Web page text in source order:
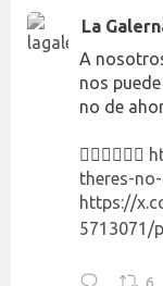
La
A
nos
no de
👉🏻👉🏻👉🏻
theres-
https://
5713071/